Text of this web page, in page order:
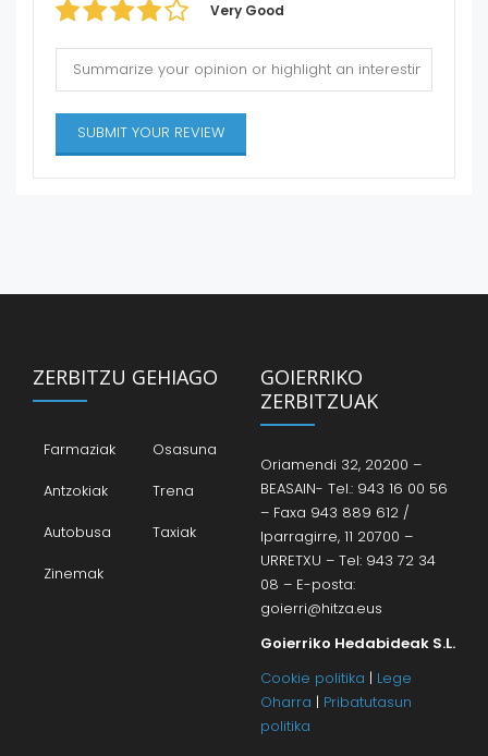
Very Good
ZERBITZU GEHIAGO
Farmaziak
Osasuna
Antzokiak
Trena
Autobusa
Taxiak
Zinemak
GOIERRIKO
ZERBITZUAK
Oriamendi 32, 20200 –
BEASAIN- Tel.: 943 16 00 56
– Faxa 943 889 612 /
Iparragirre, 11 20700 –
URRETXU – Tel: 943 72 34
08 – E-posta:
goierri@hitza.eus
Goierriko Hedabideak S.L.
Cookie politika | Lege
Oharra | Pribatutasun
politika